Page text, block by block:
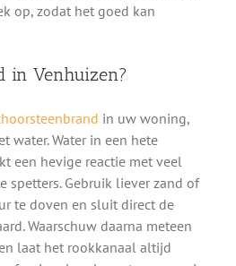
op, zodat het goed kan
in Venhuizen?
in uw woning,
water. Water in een hete
een hevige reactie met veel
spetters. Gebruik liever zand of
te doven en sluit direct de
Waarschuw daarna meteen
laat het rookkanaal altijd